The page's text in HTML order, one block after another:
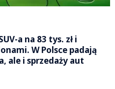
a na 83 tys. zł i
W Polsce padają
ale i sprzedaży aut